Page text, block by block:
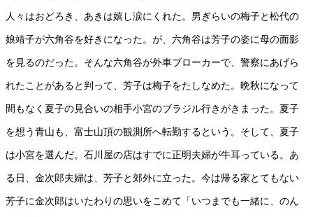
人々はおどろき、あきは嬉し涙にくれた。男ぎらいの梅子と松代の
娘靖子が六角谷を好きになった。が、六角谷は芳子の姿に母の面影
を見るのだった。そんな六角谷が外車ブローカーで、警察にあげら
れたことがあると判って、芳子は梅子をたしなめた。晩秋になって
間もなく夏子の見合いの相手小宮のブラジル行きがきまった。夏子
を想う青山も、富士山頂の観測所へ転勤するという。そして、夏子
は小宮を選んだ。石川屋の店はすでに正明夫婦が牛耳っている。あ
る日、金次郎夫婦は、芳子と郊外に立った。今は帰る家とてもない
芳子に金次郎はいたわりの思いをこめて「いつまでも一緒に、のん